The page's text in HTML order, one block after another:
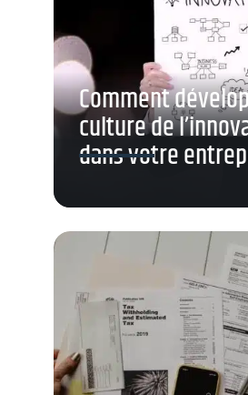
Comment
culture de
dans votre